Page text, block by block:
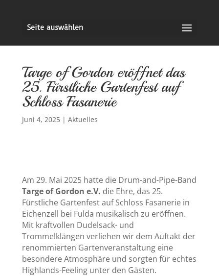
Seite auswählen
Targe of Gordon eröffnet das
25. Fürstliche Gartenfest auf
Schloss Fasanerie
Juni 4, 2025| Aktuelles
Am 29. Mai 2025 hatte die Drum-and-Pipe-Band
Targe of Gordon e.V. die Ehre, das 25.
Fürstliche Gartenfest auf Schloss Fasanerie in
Eichenzell bei Fulda musikalisch zu eröffnen.
Mit kraftvollen Dudelsack- und
Trommelklängen verliehen wir dem Auftakt der
renommierten Gartenveranstaltung eine
besondere Atmosphäre und sorgten für echtes
Highlands-Feeling unter den Gästen.